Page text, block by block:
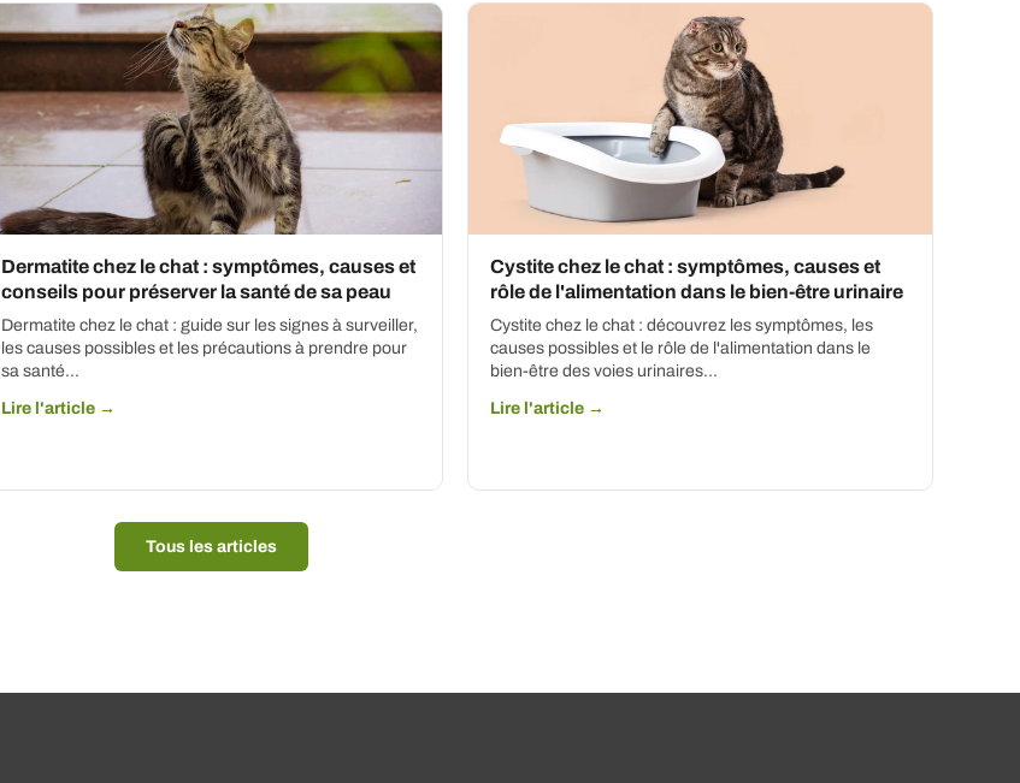
Dermatite chez le chat : symptômes, causes et
conseils pour préserver la santé de sa peau
Dermatite chez le chat : guide sur les signes à surveiller,
les causes possibles et les précautions à prendre pour
sa santé...
Lire l'article →
Cystite chez le chat : symptômes, causes et
rôle de l'alimentation dans le bien-être urinaire
Cystite chez le chat : découvrez les symptômes, les
causes possibles et le rôle de l'alimentation dans le
bien-être des voies urinaires...
Lire l'article →
Tous les articles